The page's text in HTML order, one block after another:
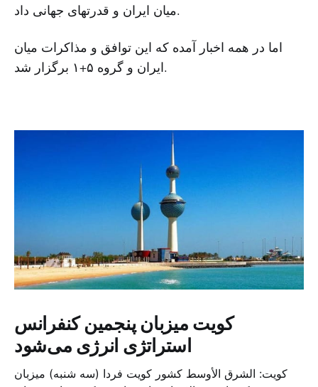
میان ایران و قدرتهای جهانی داد.
اما در همه اخبار آمده که این توافق و مذاکرات میان
ایران و گروه ۵+۱ برگزار شد.
کویت میزبان پنجمین کنفرانس
استراتژی انرژی می‌شود
کویت: الشرق الأوسط کشور کویت فردا (سه شنبه) میزبان